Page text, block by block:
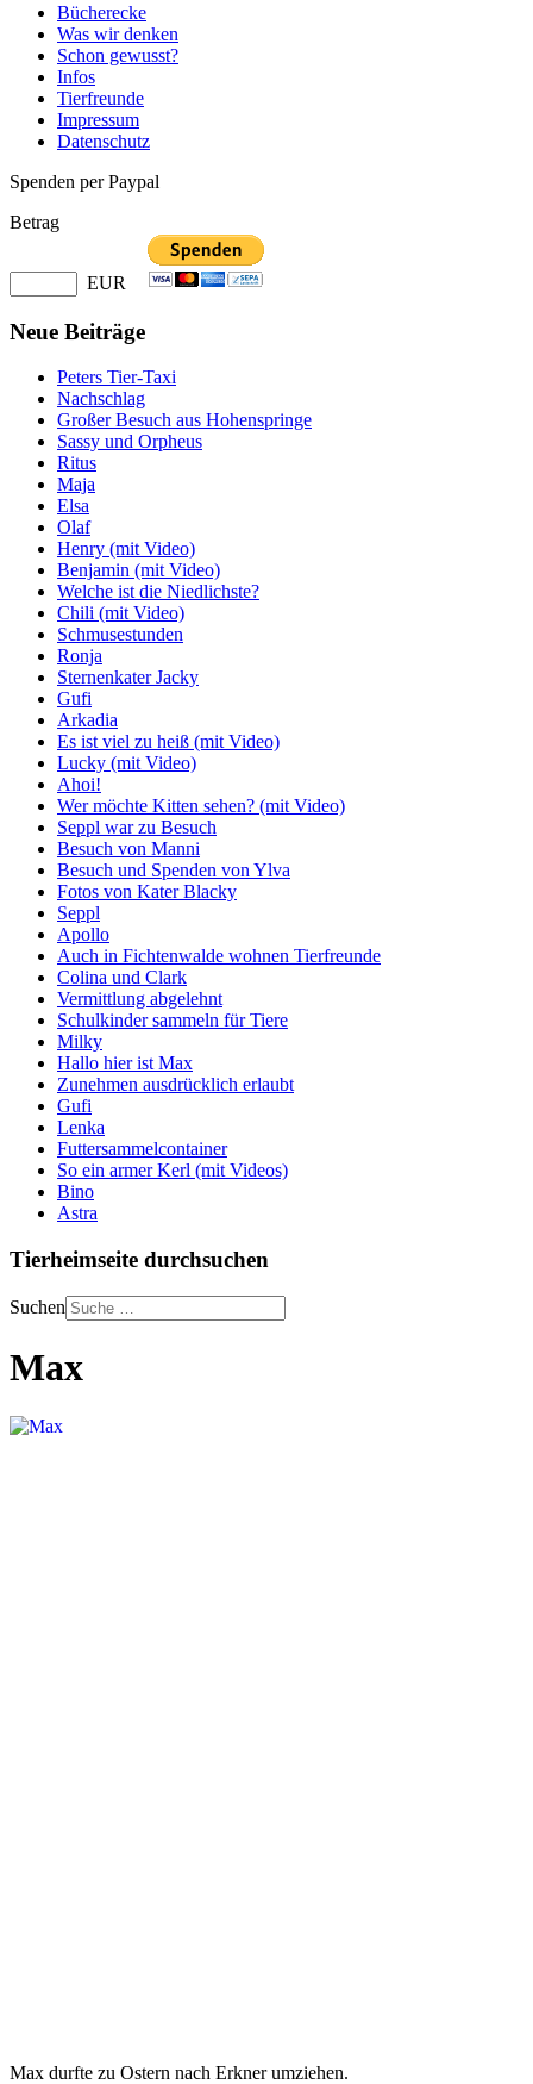
Bücherecke
Was wir denken
Schon gewusst?
Infos
Tierfreunde
Impressum
Datenschutz
Spenden per Paypal
Betrag
EUR
Neue Beiträge
Peters Tier-Taxi
Nachschlag
Großer Besuch aus Hohenspringe
Sassy und Orpheus
Ritus
Maja
Elsa
Olaf
Henry (mit Video)
Benjamin (mit Video)
Welche ist die Niedlichste?
Chili (mit Video)
Schmusestunden
Ronja
Sternenkater Jacky
Gufi
Arkadia
Es ist viel zu heiß (mit Video)
Lucky (mit Video)
Ahoi!
Wer möchte Kitten sehen? (mit Video)
Seppl war zu Besuch
Besuch von Manni
Besuch und Spenden von Ylva
Fotos von Kater Blacky
Seppl
Apollo
Auch in Fichtenwalde wohnen Tierfreunde
Colina und Clark
Vermittlung abgelehnt
Schulkinder sammeln für Tiere
Milky
Hallo hier ist Max
Zunehmen ausdrücklich erlaubt
Gufi
Lenka
Futtersammelcontainer
So ein armer Kerl (mit Videos)
Bino
Astra
Tierheimseite durchsuchen
Suchen
Max
Max durfte zu Ostern nach Erkner umziehen.